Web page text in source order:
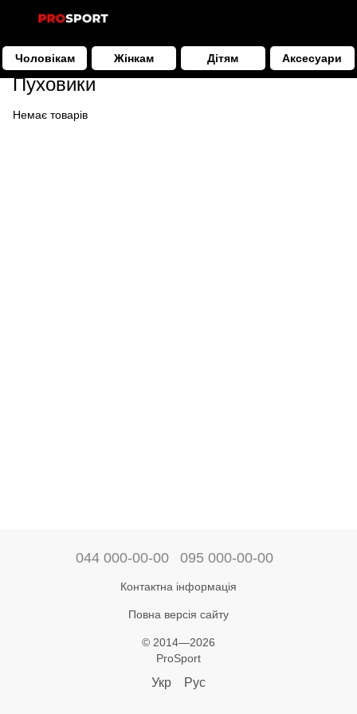
Чоловікам Жінкам Дітям Аксесуари
Чоловікам Одяг Пуховики
Пуховики
Немає товарів
044 000-00-00 095 000-00-00
Контактна інформація
Повна версія сайту
© 2014—2026
ProSport
Укр Рус